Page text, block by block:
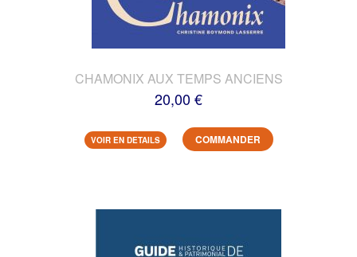
CHAMONIX AUX TEMPS ANCIENS
20,00 €
VOIR EN DETAILS COMMANDER